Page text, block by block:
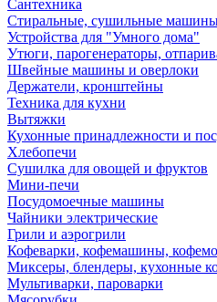
Сантехника
Стиральные, сушильные
Устройства для "Умного дома"
Утюги, парогенераторы,
Швейные машины и оверлоки
Держатели, кронштейны
Техника для кухни
Вытяжки
Кухонные принадлежности и
Хлебопечи
Сушилка для овощей и фруктов
Мини-печи
Посудомоечные машины
Чайники электрические
Грили и аэрогрили
Кофеварки, кофемашины,
Миксеры, блендеры, кухонные
Мультиварки, пароварки